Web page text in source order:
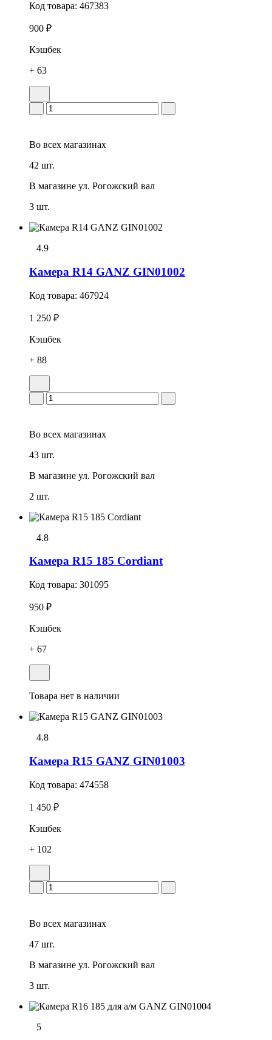
Код товара: 467383
900 ₽
Кэшбек
+ 63
Во всех магазинах
42 шт.
В магазине ул. Рогожский вал
3 шт.
4.9
Камера R14 GANZ GIN01002
Код товара: 467924
1 250 ₽
Кэшбек
+ 88
Во всех магазинах
43 шт.
В магазине ул. Рогожский вал
2 шт.
4.8
Камера R15 185 Cordiant
Код товара: 301095
950 ₽
Кэшбек
+ 67
Товара нет в наличии
4.8
Камера R15 GANZ GIN01003
Код товара: 474558
1 450 ₽
Кэшбек
+ 102
Во всех магазинах
47 шт.
В магазине ул. Рогожский вал
3 шт.
5